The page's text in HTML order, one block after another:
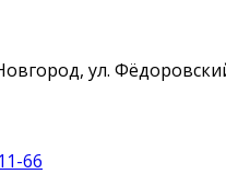
ул.
66